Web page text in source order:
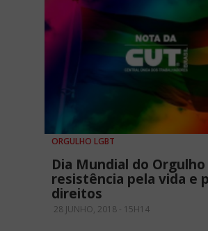
ORGULHO LGBT
Dia Mundial do Orgulho
resistência pela vida e
direitos
28 JUNHO, 2018 - 15H14